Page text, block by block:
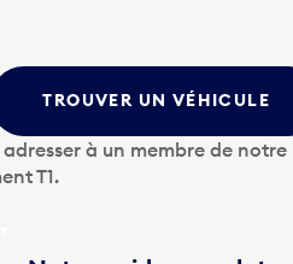
TROUVER UN VÉHICULE
à un membre de notre
T1.